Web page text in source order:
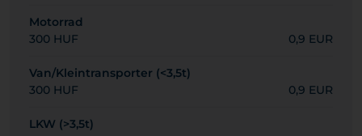
Motorrad
300 HUF
0,9 EUR
Van/Kleintransporter (<3,5t)
300 HUF
0,9 EUR
LKW (>3,5t)